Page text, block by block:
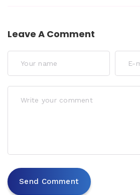
Leave A Comment